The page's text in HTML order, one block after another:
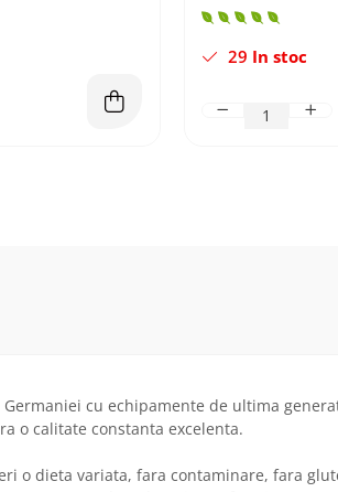
29 In stoc
cu echipamente de ultima
o calitate constanta excelenta.
o dieta variata, fara contaminare, fara